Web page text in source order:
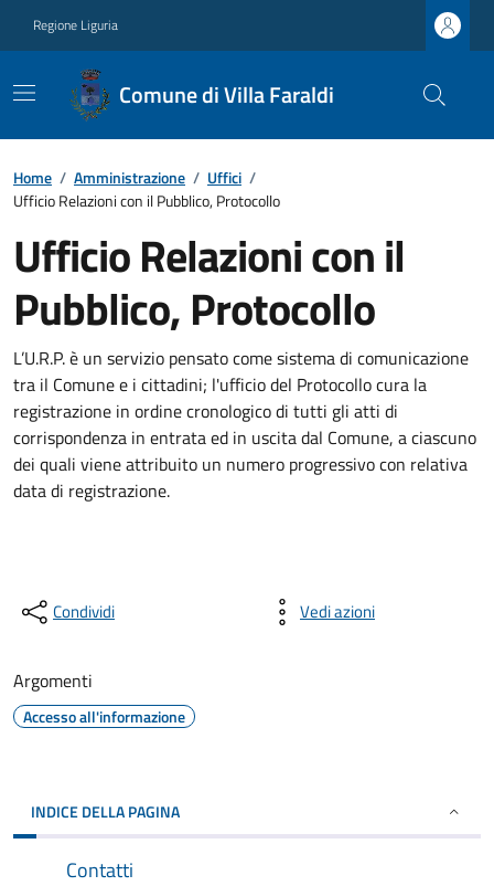
Regione Liguria
Comune di Villa Faraldi
Home / Amministrazione / Uffici /
Ufficio Relazioni con il Pubblico, Protocollo
Ufficio Relazioni con il
Pubblico, Protocollo
L’U.R.P. è un servizio pensato come sistema di comunicazione
tra il Comune e i cittadini; l'ufficio del Protocollo cura la
registrazione in ordine cronologico di tutti gli atti di
corrispondenza in entrata ed in uscita dal Comune, a ciascuno
dei quali viene attribuito un numero progressivo con relativa
data di registrazione.
Condividi Vedi azioni
Argomenti
Accesso all'informazione
INDICE DELLA PAGINA
Contatti